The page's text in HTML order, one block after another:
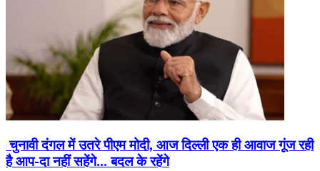
चुनावी दंगल में उतरे पीएम मोदी, आज दिल्ली एक ही आवाज गूंज रही
है आप-दा नहीं सहेंगे… बदल के रहेंगे